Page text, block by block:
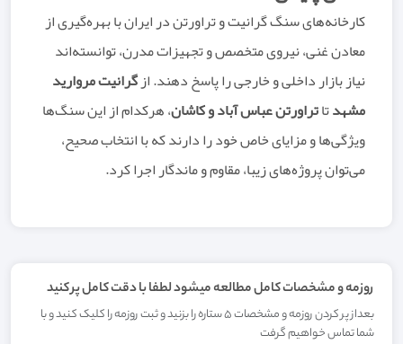
کارخانه‌های سنگ گرانیت و تراورتن در ایران با بهره‌گیری از
معادن غنی، نیروی متخصص و تجهیزات مدرن، توانسته‌اند
نیاز بازار داخلی و خارجی را پاسخ دهند. ازگرانیت مروارید
مشهدتاتراورتن عباس آباد و کاشان، هرکدام از این سنگ‌ها
ویژگی‌ها و مزایای خاص خود را دارند که با انتخاب صحیح،
می‌توان پروژه‌های زیبا، مقاوم و ماندگار اجرا کرد.
روزمه و مشخصات کامل مطالعه میشود لطفا با دقت کامل پر کنید
بعداز پر کردن روزمه و مشخصات 5 ستاره را بزنید و ثبت روزمه را کلیک کنید و با
شما تماس خواهیم گرفت